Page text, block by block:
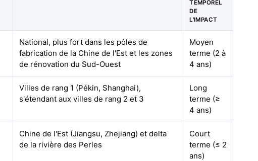
TEMPOREL
DE
L'IMPACT
National, plus fort dans les pôles de
fabrication de la Chine de l'Est et les zones
de rénovation du Sud-Ouest
Moyen
terme (2 à
4 ans)
Villes de rang 1 (Pékin, Shanghai),
s'étendant aux villes de rang 2 et 3
Long
terme (≥
4 ans)
Chine de l'Est (Jiangsu, Zhejiang) et delta
de la rivière des Perles
Court
terme (≤ 2
ans)